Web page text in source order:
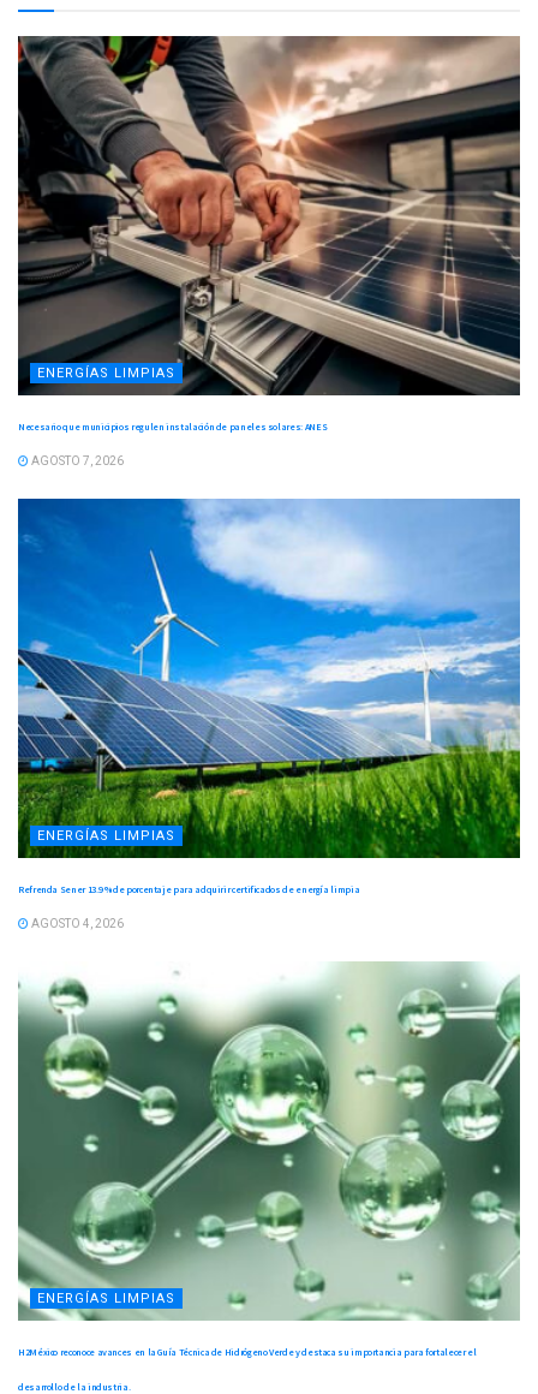
ENERGÍAS LIMPIAS
Necesario que municipios regulen instalación de paneles solares: ANES
AGOSTO 7, 2026
ENERGÍAS LIMPIAS
Refrenda Sener 13.9 % de porcentaje para adquirir certificados de energía limpia
AGOSTO 4, 2026
ENERGÍAS LIMPIAS
H2México reconoce avances en la Guía Técnica de Hidrógeno Verde y destaca su importancia para fortalecer el
desarrollo de la industria.